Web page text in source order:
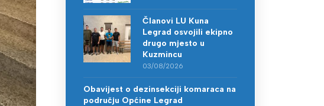
Članovi LU Kuna
Legrad osvojili ekipno
drugo mjesto u
Kuzmincu
03/08/2026
Obavijest o dezinsekciji komaraca na
području Općine Legrad